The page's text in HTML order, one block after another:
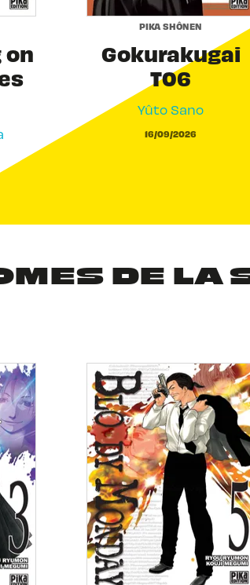
on
PIKA SHÔNEN
Gokurakugai
T06
Yûto Sano
16/09/2026
DE LA